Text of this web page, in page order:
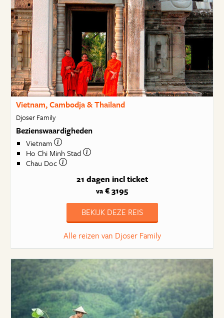
Vietnam, Cambodja & Thailand
Djoser Family
Bezienswaardigheden
Vietnam
Ho Chi Minh Stad
Chau Doc
21 dagen incl ticket
va € 3195
BEKIJK DEZE REIS
Alle reizen van Djoser Family